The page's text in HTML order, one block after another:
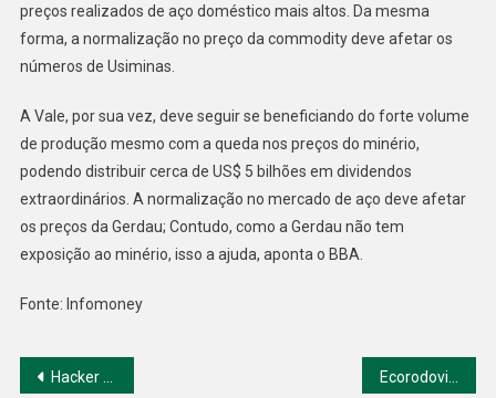
preços realizados de aço doméstico mais altos. Da mesma
forma, a normalização no preço da commodity deve afetar os
números de Usiminas.
A Vale, por sua vez, deve seguir se beneficiando do forte volume
de produção mesmo com a queda nos preços do minério,
podendo distribuir cerca de US$ 5 bilhões em dividendos
extraordinários. A normalização no mercado de aço deve afetar
os preços da Gerdau; Contudo, como a Gerdau não tem
exposição ao minério, isso a ajuda, aponta o BBA.
Fonte: Infomoney
Navegação
Hacker ataca o Tesouro Nacional